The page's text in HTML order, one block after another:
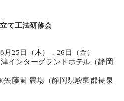
て工法研修会
月25日（木），26日（金）
インターグランドホテル（静岡
農場（静岡県駿東郡長泉